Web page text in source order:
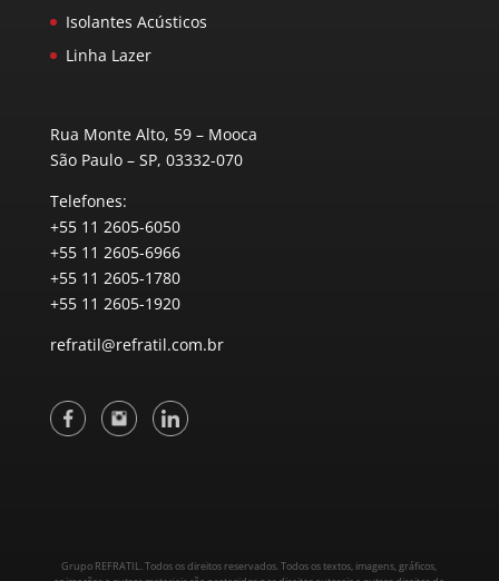
Isolantes Acústicos
Linha Lazer
Rua Monte Alto, 59 – Mooca
São Paulo – SP, 03332-070
Telefones:
+55 11 2605-6050
+55 11 2605-6966
+55 11 2605-1780
+55 11 2605-1920
refratil@refratil.com.br
Grupo REFRATIL. Todos os direitos reservados. Todos os textos, imagens, gráficos,